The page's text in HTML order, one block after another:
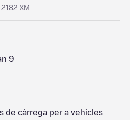
XM
9
de càrrega per a vehicles